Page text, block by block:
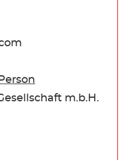
m.b.H.